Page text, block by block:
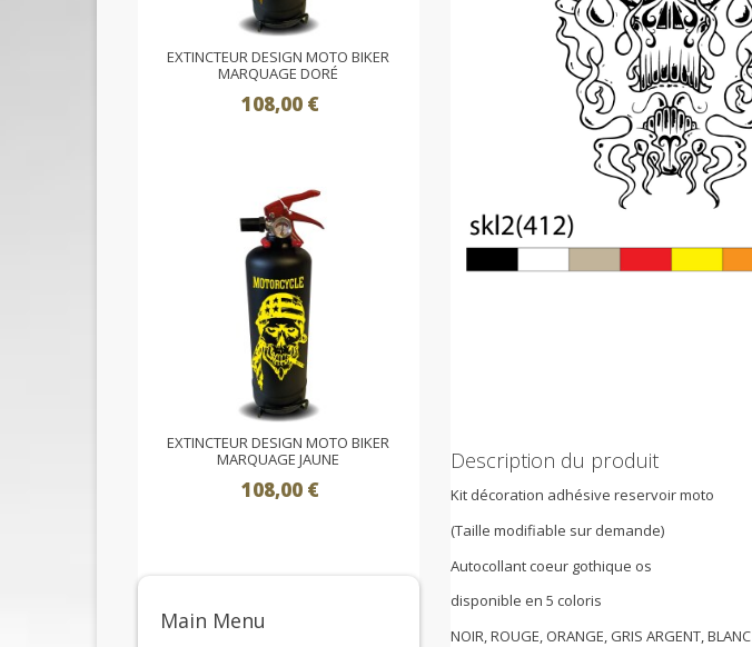
EXTINCTEUR DESIGN MOTO BIKER
MARQUAGE DORÉ
108,00 €
EXTINCTEUR DESIGN MOTO BIKER
MARQUAGE JAUNE
108,00 €
Main Menu
Description du produit
Kit décoration adhésive reservoir moto
(Taille modifiable sur demande)
Autocollant coeur gothique os
disponible en 5 coloris
NOIR, ROUGE, ORANGE, GRIS ARGENT, BLANC